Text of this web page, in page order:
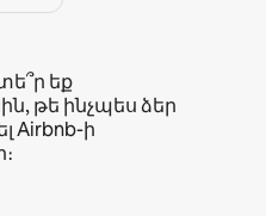
եք
թե ինչպես ձեր
Airbnb-ի